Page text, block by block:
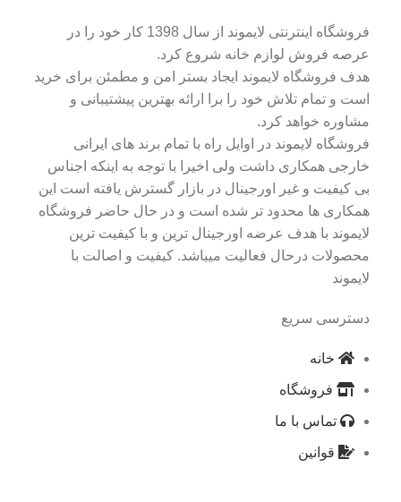
فروشگاه اینترنتی لایموند از سال 1398 کار خود را در
عرصه فروش لوازم خانه شروع کرد.
هدف فروشگاه لایموند ایجاد بستر امن و مطمئن برای خرید
است و تمام تلاش خود را برا ارائه بهترین پیشتیبانی و
مشاوره خواهد کرد.
فروشگاه لایموند در اوایل راه با تمام برند های ایرانی
خارجی همکاری داشت ولی اخیرا با توجه به اینکه اجناس
بی کیفیت و غیر اورجینال در بازار گسترش یافته است این
همکاری ها محدود تر شده است و در حال حاضر فروشگاه
لایموند با هدف عرضه اورجینال ترین و با کیفیت ترین
محصولات درحال فعالیت میباشد. کیفیت و اصالت با
لایموند
دسترسی سریع
خانه
فروشگاه
تماس با ما
قوانین